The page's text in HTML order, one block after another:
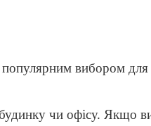
популярним вибором
чи офісу. Якщо